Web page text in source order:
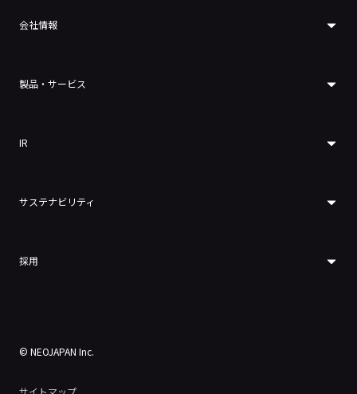
会社情報
製品・サービス
IR
サステナビリティ
採用
© NEOJAPAN Inc.
サイトマップ